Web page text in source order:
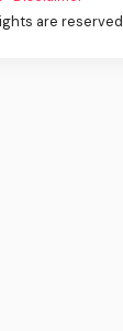
are reserved